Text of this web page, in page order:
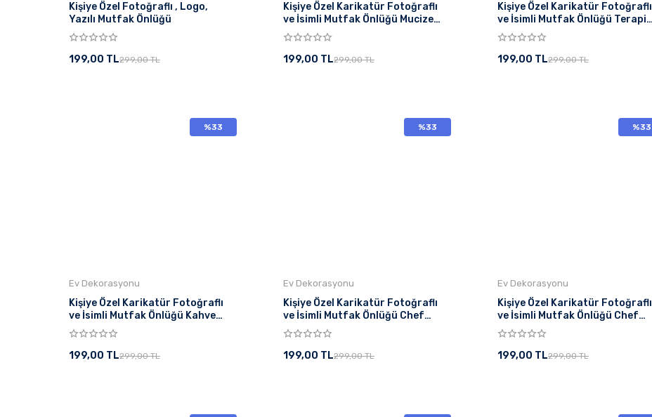
Kişiye Özel Fotoğraflı , Logo,
Yazılı Mutfak Önlüğü
199,00 TL299,00 TL
Kişiye Özel Karikatür Fotoğraflı
ve İsimli Mutfak Önlüğü Mucize
Bekleme
199,00 TL299,00 TL
Kişiye Özel Karikatür Fotoğraflı
ve İsimli Mutfak Önlüğü Terapi
Pahalı
199,00 TL299,00 TL
%33
Ev Dekorasyonu
Kişiye Özel Karikatür Fotoğraflı
ve İsimli Mutfak Önlüğü Kahve
Tatlı Aşkı
199,00 TL299,00 TL
%33
Ev Dekorasyonu
Kişiye Özel Karikatür Fotoğraflı
ve İsimli Mutfak Önlüğü Chef
Tasarımlı 2
199,00 TL299,00 TL
%33
Ev Dekorasyonu
Kişiye Özel Karikatür Fotoğraflı
ve İsimli Mutfak Önlüğü Chef
Tasarımlı 1
199,00 TL299,00 TL